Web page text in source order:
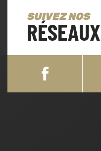
SUIVEZ NOS